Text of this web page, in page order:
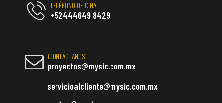
TELÉFONO OFICINA
+52444649 8429
¡CONTÁCTANOS!
proyectos@mysic.com.mx
servicioalcliente@mysic.com.mx